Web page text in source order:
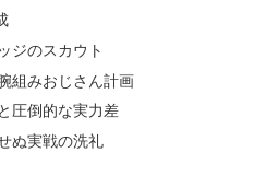
ジのスカウト
組みおじさん計画
圧倒的な実力差
ぬ実戦の洗礼